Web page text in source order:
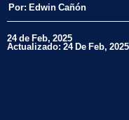
Por: Edwin Cañón
24 de Feb, 2025
Actualizado: 24 De Feb, 2025